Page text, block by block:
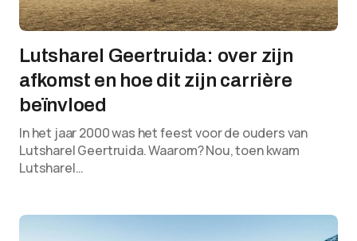
Lutsharel Geertruida: over zijn
afkomst en hoe dit zijn carrière
beïnvloed
In het jaar 2000 was het feest voor de ouders van
Lutsharel Geertruida. Waarom? Nou, toen kwam
Lutsharel…